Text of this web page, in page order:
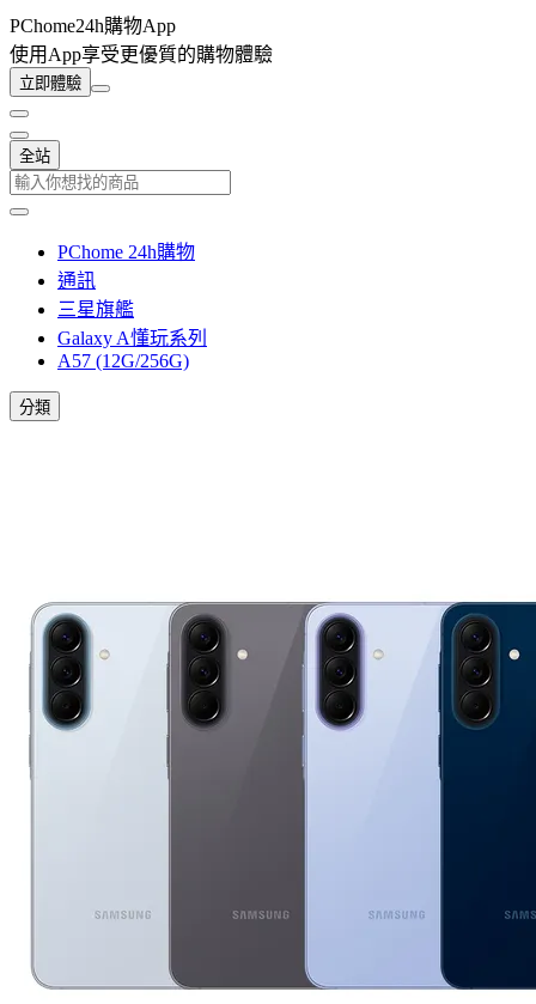
PChome24h購物App
使用App享受更優質的購物體驗
立即體驗
全站
PChome 24h購物
通訊
三星旗艦
Galaxy A懂玩系列
A57 (12G/256G)
分類